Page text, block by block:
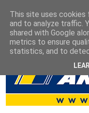
This site uses
and to analyze traffic.
shared with Google
metrics to ensure
statistics, and to